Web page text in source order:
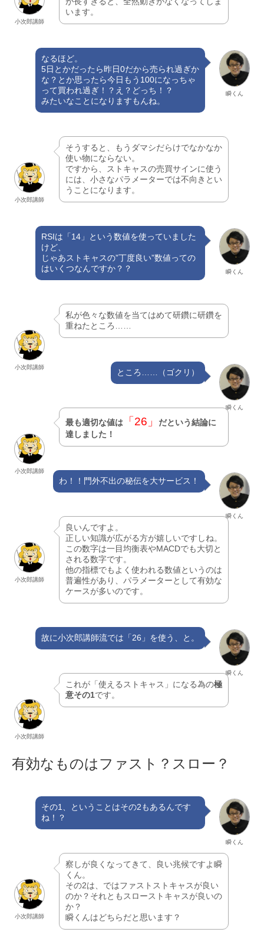
小次郎講師
います。
瞬くん
なるほど。
5日とかだったら昨日0だから売られ過ぎか
な？とか思ったら今日もう100になっちゃ
って買われ過ぎ！？え？どっち！？
みたいなことになりますもんね。
小次郎講師
そうすると、もうダマシだらけでなかなか
使い物にならない。
ですから、ストキャスの売買サインに使う
には、小さなパラメーターでは不向きとい
うことになります。
瞬くん
RSIは「14」という数値を使っていました
けど、
じゃあストキャスの”丁度良い”数値っての
はいくつなんですか？？
小次郎講師
私が色々な数値を当てはめて研鑽に研鑽を
重ねたところ……
瞬くん
ところ……（ゴクリ）
小次郎講師
最も適切な値は 「26」
だという結論に
達しました！
瞬くん
わ！！門外不出の秘伝を大サービス！
小次郎講師
良いんですよ。
正しい知識が広がる方が嬉しいですしね。
この数字は一目均衡表やMACDでも大切と
される数字です。
他の指標でもよく使われる数値というのは
普遍性があり、パラメーターとして有効な
ケースが多いのです。
瞬くん
故に小次郎講師流では「26」を使う、と。
小次郎講師
これが「使えるストキャス」になる為の極
意その1です。
有効なものはファスト？スロー？
瞬くん
その1、ということはその2もあるんです
ね！？
小次郎講師
察しが良くなってきて、良い兆候ですよ瞬
くん。
その2は、ではファストストキャスが良い
のか？それともスローストキャスが良いの
か？
瞬くんはどちらだと思います？